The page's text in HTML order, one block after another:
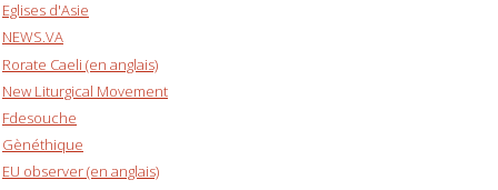
Eglises d'Asie
NEWS.VA
Rorate Caeli (en anglais)
New Liturgical Movement
Fdesouche
Gènéthique
EU observer (en anglais)